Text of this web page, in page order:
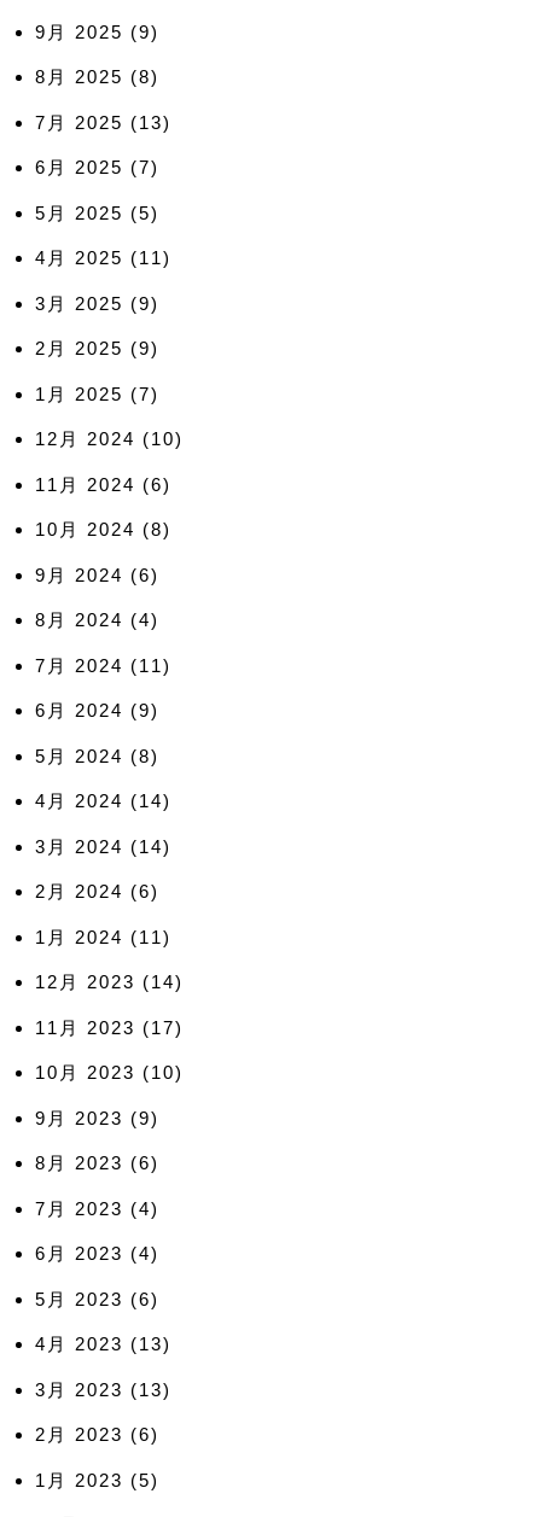
9月 2025 (9)
8月 2025 (8)
7月 2025 (13)
6月 2025 (7)
5月 2025 (5)
4月 2025 (11)
3月 2025 (9)
2月 2025 (9)
1月 2025 (7)
12月 2024 (10)
11月 2024 (6)
10月 2024 (8)
9月 2024 (6)
8月 2024 (4)
7月 2024 (11)
6月 2024 (9)
5月 2024 (8)
4月 2024 (14)
3月 2024 (14)
2月 2024 (6)
1月 2024 (11)
12月 2023 (14)
11月 2023 (17)
10月 2023 (10)
9月 2023 (9)
8月 2023 (6)
7月 2023 (4)
6月 2023 (4)
5月 2023 (6)
4月 2023 (13)
3月 2023 (13)
2月 2023 (6)
1月 2023 (5)